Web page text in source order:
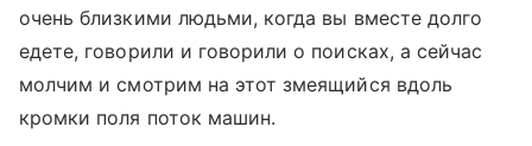
очень близкими людьми, когда вы вместе долго
едете, говорили и говорили о поисках, а сейчас
молчим и смотрим на этот змеящийся вдоль
кромки поля поток машин.